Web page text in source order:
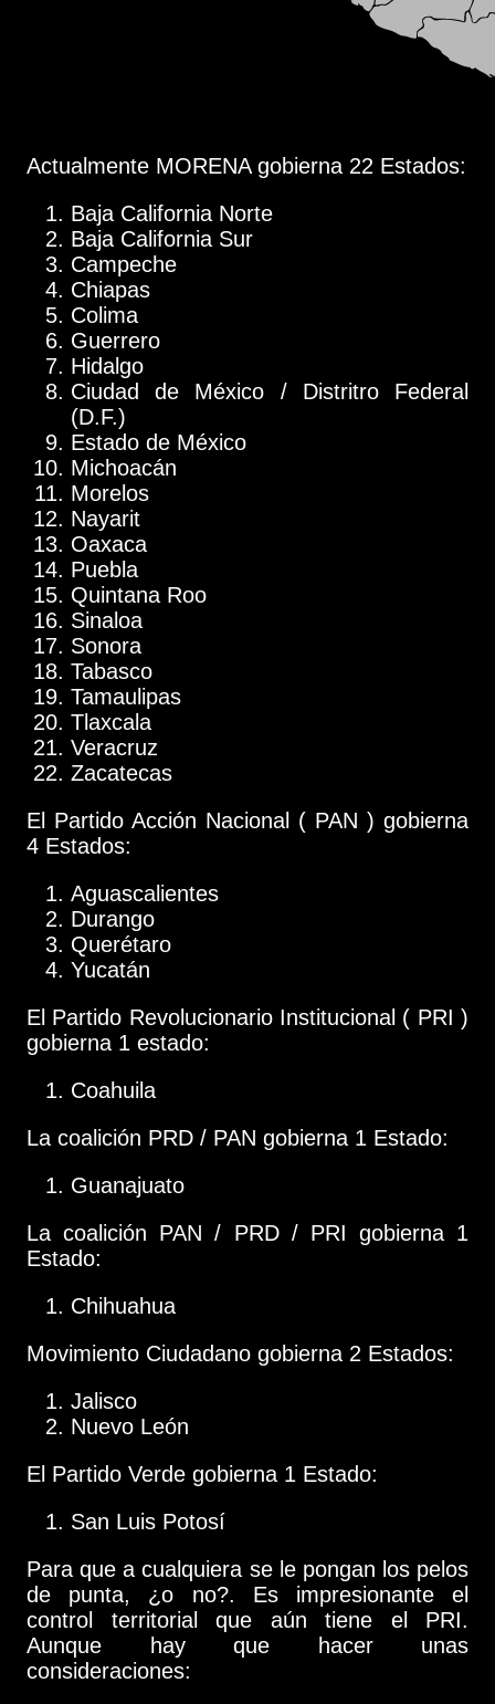
Actualmente MORENA gobierna 22 Estados:
Baja California Norte
Baja California Sur
Campeche
Chiapas
Colima
Guerrero
Hidalgo
Ciudad de México / Distritro Federal
(D.F.)
Estado de México
Michoacán
Morelos
Nayarit
Oaxaca
Puebla
Quintana Roo
Sinaloa
Sonora
Tabasco
Tamaulipas
Tlaxcala
Veracruz
Zacatecas
El Partido Acción Nacional ( PAN ) gobierna
4 Estados:
Aguascalientes
Durango
Querétaro
Yucatán
El Partido Revolucionario Institucional ( PRI )
gobierna 1 estado:
Coahuila
La coalición PRD / PAN gobierna 1 Estado:
Guanajuato
La coalición PAN / PRD / PRI gobierna 1
Estado:
Chihuahua
Movimiento Ciudadano gobierna 2 Estados:
Jalisco
Nuevo León
El Partido Verde gobierna 1 Estado:
San Luis Potosí
Para que a cualquiera se le pongan los pelos
de punta, ¿o no?. Es impresionante el
control territorial que aún tiene el PRI.
Aunque hay que hacer unas
consideraciones: